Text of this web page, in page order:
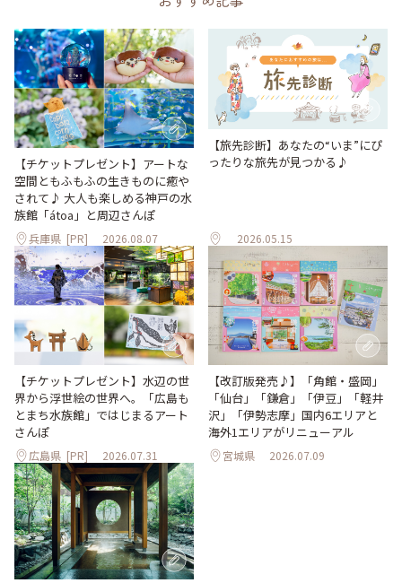
【チケットプレゼント】アートな
空間ともふもふの生きものに癒や
されて♪ 大人も楽しめる神戸の水
族館「átoa」と周辺さんぽ
兵庫県 [PR] 2026.08.07
【旅先診断】あなたの“いま”にぴ
ったりな旅先が見つかる♪
2026.05.15
【チケットプレゼント】水辺の世
界から浮世絵の世界へ。「広島も
とまち水族館」ではじまるアート
さんぽ
広島県 [PR] 2026.07.31
【改訂版発売♪】「角館・盛岡」
「仙台」「鎌倉」「伊豆」「軽井
沢」「伊勢志摩」国内6エリアと
海外1エリアがリニューアル
宮城県 2026.07.09